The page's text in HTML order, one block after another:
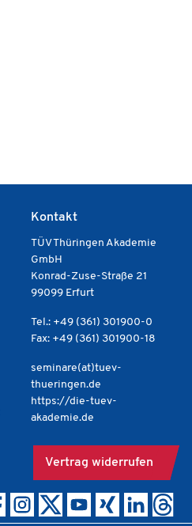
Kontakt
TÜV Thüringen Akademie
GmbH
Konrad-Zuse-Straße 21
99099 Erfurt
Tel.: +49 (361) 301900-0
Fax: +49 (361) 301900-18
seminare(at)tuev-
thueringen.de
https://die-tuev-
akademie.de
Vertrag widerrufen